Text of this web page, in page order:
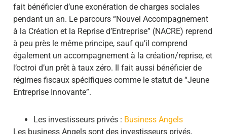
fait bénéficier d’une exonération de charges sociales
pendant un an. Le parcours “Nouvel Accompagnement
à la Création et la Reprise d’Entreprise” (NACRE) reprend
à peu près le même principe, sauf qu’il comprend
également un accompagnement à la création/reprise, et
l’octroi d’un prêt à taux zéro. Il fait aussi bénéficier de
régimes fiscaux spécifiques comme le statut de “Jeune
Entreprise Innovante”.
Les investisseurs privés : Business Angels
Les business Angels sont des investisseurs privés,